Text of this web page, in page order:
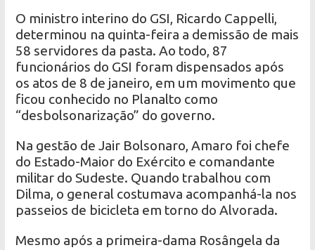
O ministro interino do GSI, Ricardo Cappelli,
determinou na quinta-feira a demissão de mais
58 servidores da pasta. Ao todo, 87
funcionários do GSI foram dispensados após
os atos de 8 de janeiro, em um movimento que
ficou conhecido no Planalto como
“desbolsonarização” do governo.
Na gestão de Jair Bolsonaro, Amaro foi chefe
do Estado-Maior do Exército e comandante
militar do Sudeste. Quando trabalhou com
Dilma, o general costumava acompanhá-la nos
passeios de bicicleta em torno do Alvorada.
Mesmo após a primeira-dama Rosângela da